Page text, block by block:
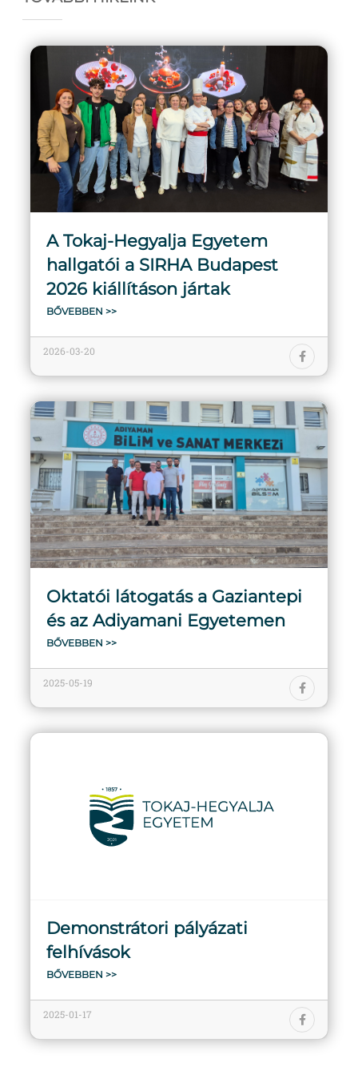
A Tokaj-Hegyalja Egyetem
hallgatói a SIRHA Budapest
2026 kiállításon jártak
BŐVEBBEN >>
2026-03-20
Oktatói látogatás a Gaziantepi
és az Adiyamani Egyetemen
BŐVEBBEN >>
2025-05-19
Demonstrátori pályázati
felhívások
BŐVEBBEN >>
2025-01-17